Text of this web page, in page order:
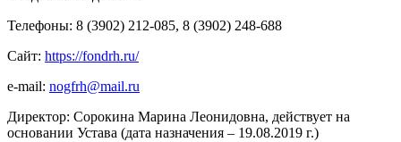
Телефоны: 8 (3902) 212-085, 8 (3902) 248-688
Сайт: https://fondrh.ru/
e-mail: nogfrh@mail.ru
Директор: Сорокина Марина Леонидовна, действует на
основании Устава (дата назначения – 19.08.2019 г.)